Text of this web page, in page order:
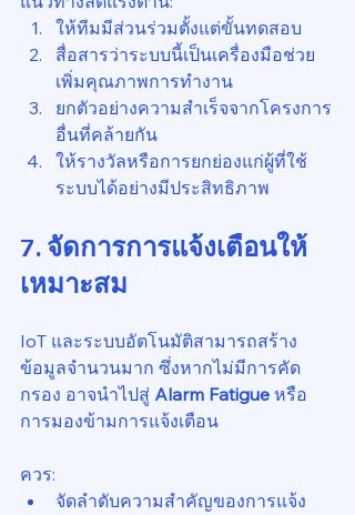
ให้ทีมมีส่วนร่วมตั้งแต่ขั้นทดสอบ
สื่อสารว่าระบบนี้เป็นเครื่องมือช่วย
เพิ่มคุณภาพการทำงาน
ยกตัวอย่างความสำเร็จจากโครงการ
อื่นที่คล้ายกัน
ให้รางวัลหรือการยกย่องแก่ผู้ที่ใช้
ระบบได้อย่างมีประสิทธิภาพ
7. จัดการการแจ้งเตือนให้
เหมาะสม
IoT และระบบอัตโนมัติสามารถสร้าง
ข้อมูลจำนวนมาก ซึ่งหากไม่มีการคัด
กรอง อาจนำไปสู่ Alarm Fatigue หรือ
การมองข้ามการแจ้งเตือน
ควร:
จัดลำดับความสำคัญของการแจ้ง